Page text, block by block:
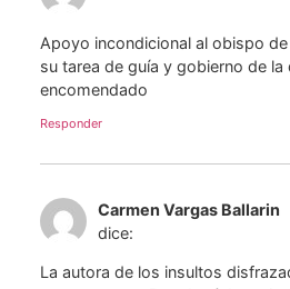
Apoyo incondicional al obispo
su tarea de guía y gobierno de
encomendado
Responder
Carmen Vargas Ballarin
dice:
La autora de los insultos